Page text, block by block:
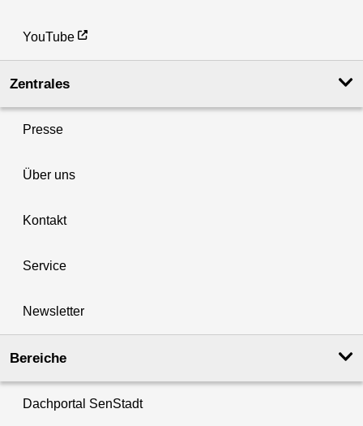
YouTube
Zentrales
Presse
Über uns
Kontakt
Service
Newsletter
Bereiche
Dachportal SenStadt